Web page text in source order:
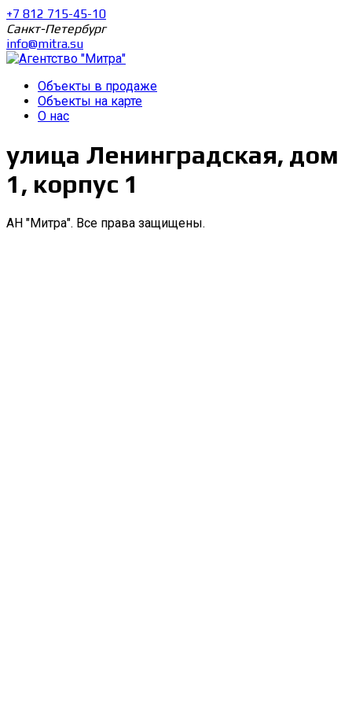
+7 812 715-45-10
Санкт-Петербург
info@mitra.su
Объекты в продаже
Объекты на карте
О нас
улица Ленинградская, дом
1, корпус 1
АН "Митра". Все права защищены.